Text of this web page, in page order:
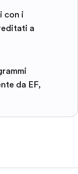
con i
a
da EF,